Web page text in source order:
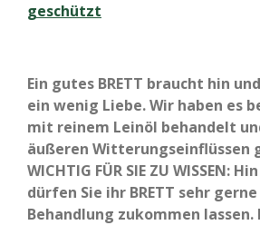
geschützt
Ein gutes BRETT braucht hin
ein wenig Liebe. Wir haben es
mit reinem Leinöl behandelt
äußeren Witterungseinflüssen
WICHTIG FÜR SIE ZU WISSEN:
dürfen Sie ihr BRETT sehr
Behandlung zukommen lassen.